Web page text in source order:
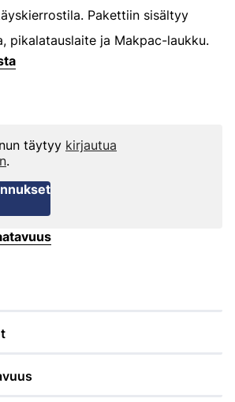
Pakettiin sisältyy
pikalatauslaite ja Makpac-laukku.
täytyy kirjautua
.